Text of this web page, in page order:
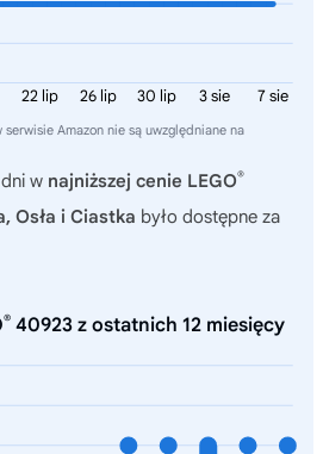
7 sie
3 sie
30 lip
26 lip
22 lip
Amazon nie są uwzględniane na
w najniższej cenie LEGO®
Osła i Ciastka było dostępne za
® 40923 z ostatnich 12 miesięcy